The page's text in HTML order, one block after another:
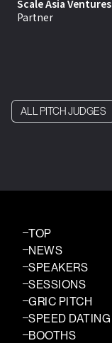
Scale Asia Ventures
Partner
ALL PITCH JUDGES
TOP
NEWS
SPEAKERS
SESSIONS
GRIC PITCH
SPEED DATING
BOOTHS